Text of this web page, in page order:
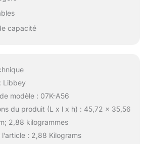
capacité
Libbey
modèle : 07K-A56
du produit (L x l x h) : 45,72 x 35,56
2,88 kilogrammes
: 2,88 Kilograms